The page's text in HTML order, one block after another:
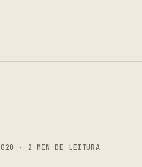
· 2 MIN DE LEITURA